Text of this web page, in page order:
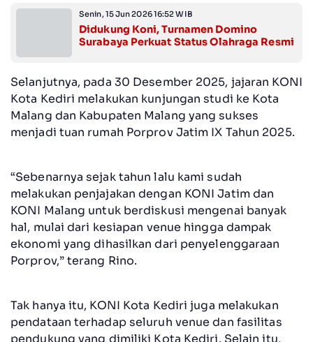
Senin, 15 Jun 2026 16:52 WIB
Didukung Koni, Turnamen Domino
Surabaya Perkuat Status Olahraga Resmi
Selanjutnya, pada 30 Desember 2025, jajaran KONI
Kota Kediri melakukan kunjungan studi ke Kota
Malang dan Kabupaten Malang yang sukses
menjadi tuan rumah Porprov Jatim IX Tahun 2025.
“Sebenarnya sejak tahun lalu kami sudah
melakukan penjajakan dengan KONI Jatim dan
KONI Malang untuk berdiskusi mengenai banyak
hal, mulai dari kesiapan venue hingga dampak
ekonomi yang dihasilkan dari penyelenggaraan
Porprov,” terang Rino.
Tak hanya itu, KONI Kota Kediri juga melakukan
pendataan terhadap seluruh venue dan fasilitas
pendukung yang dimiliki Kota Kediri. Selain itu,